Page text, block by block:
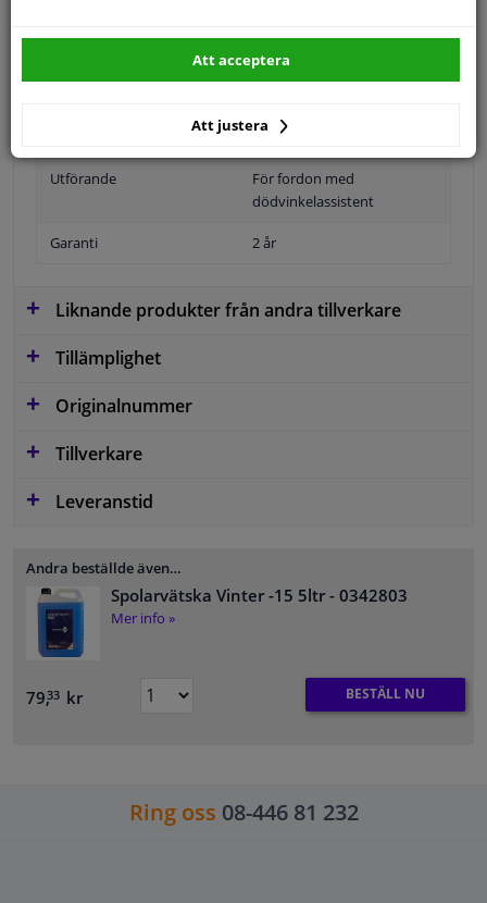
Vänster, förarens sida
Uppvärmbar
Utförande
För fordon med
dödvinkelassistent
Garanti 2 år
Liknande produkter från andra tillverkare
Tillämplighet
Originalnummer
Tillverkare
Leveranstid
Andra beställde även…
Spolarvätska Vinter -15 5ltr - 0342803
Mer info »
79,33 kr BESTÄLL NU
Ring oss 08-446 81 232
Att justera
Att acceptera